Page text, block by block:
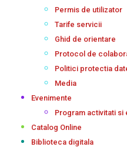
Permis de utilizator
Tarife servicii
Ghid de orientare
Protocol de
Politici protectia
Media
Evenimente
Program activitati si
Catalog Online
Biblioteca digitala